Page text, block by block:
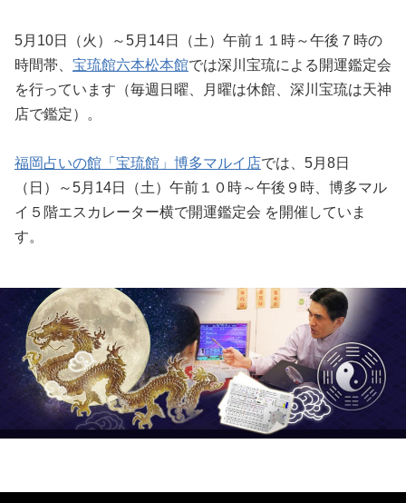
5月10日（火）～5月14日（土）午前１１時～午後７時の
時間帯、 宝琉館六本松本館では深川宝琉による開運鑑定会
を行っています（毎週日曜、月曜は休館、深川宝琉は天神
店で鑑定）。
福岡占いの館「宝琉館」博多マルイ店では、5月8日
（日）～5月14日（土）午前１０時～午後９時、博多マル
イ５階エスカレーター横で開運鑑定会 を開催していま
す。